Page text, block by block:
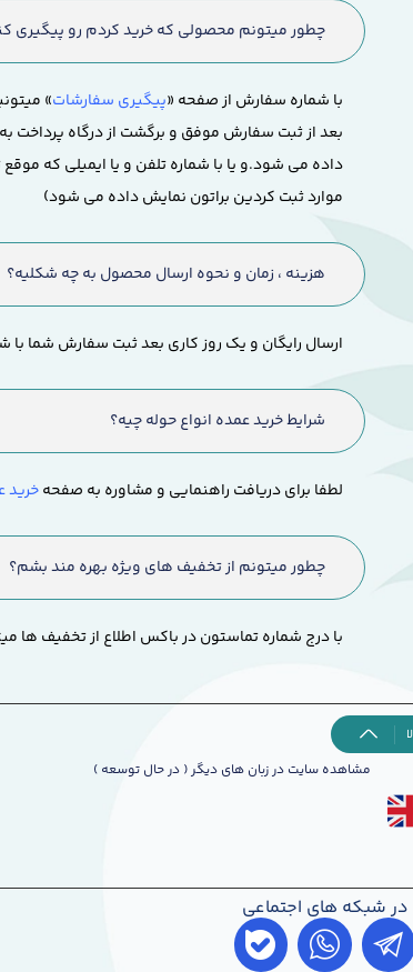
چطور میتونم محصولی که خرید کردم رو پیگیری
با شماره سفارش از صفحه «پیگیری سفارشات»
بعد از ثبت سفارش موفق و برگشت از درگاه پرداخت
داده می شود.و یا با شماره تلفن و یا ایمیلی که
موارد ثبت کردین براتون نمایش داده می شود)
هزینه ، زمان و نحوه ارسال محصول به چه شکلیه؟
ارسال رایگان و یک روز کاری بعد ثبت سفارش شما
شرایط خرید عمده انواع حوله چیه؟
لطفا برای دریافت راهنمایی و مشاوره به صفحهخرید
چطور میتونم از تخفیف های ویژه بهره مند بشم؟
با درج شماره تماستون در باکس اطلاع از تخفیف ها
مشاهده سایت در زبان های دیگر ( در حال توسعه )
شبکه های اجتماعی